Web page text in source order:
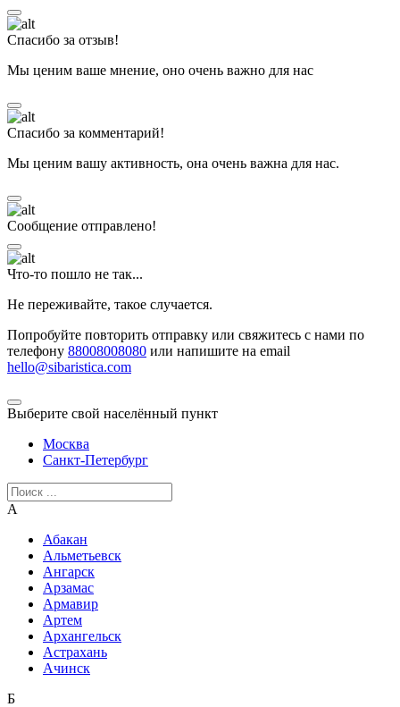
Спасибо за отзыв!
Мы ценим ваше мнение, оно очень важно для нас
Спасибо за комментарий!
Мы ценим вашу активность, она очень важна для нас.
Сообщение отправлено!
Что-то пошло не так...
Не переживайте, такое случается.
Попробуйте повторить отправку или свяжитесь с нами по
телефону 88008008080 или напишите на email
hello@sibaristica.com
Выберите свой населённый пункт
Москва
Санкт-Петербург
А
Абакан
Альметьевск
Ангарск
Арзамас
Армавир
Артем
Архангельск
Астрахань
Ачинск
Б